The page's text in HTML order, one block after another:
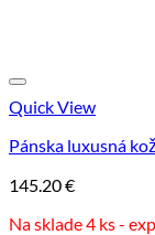
Quick View
Pánska luxusná
145.20€
Na sklade 4 ks -